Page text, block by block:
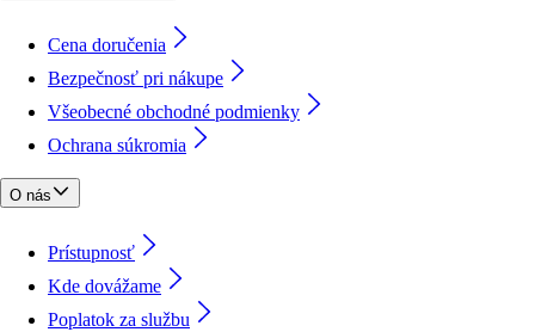
Cena doručenia
Bezpečnosť pri nákupe
Všeobecné obchodné podmienky
Ochrana súkromia
O nás
Prístupnosť
Kde dovážame
Poplatok za službu